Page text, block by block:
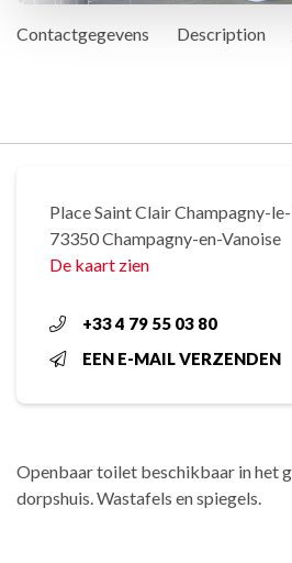
Contactgegevens Description
Place Saint Clair Champagny-
73350 Champagny-en-Vanoise
De kaart zien
+33 4 79 55 03 80
EEN E-MAIL VERZENDEN
Openbaar toilet beschikbaar in het
dorpshuis. Wastafels en spiegels.